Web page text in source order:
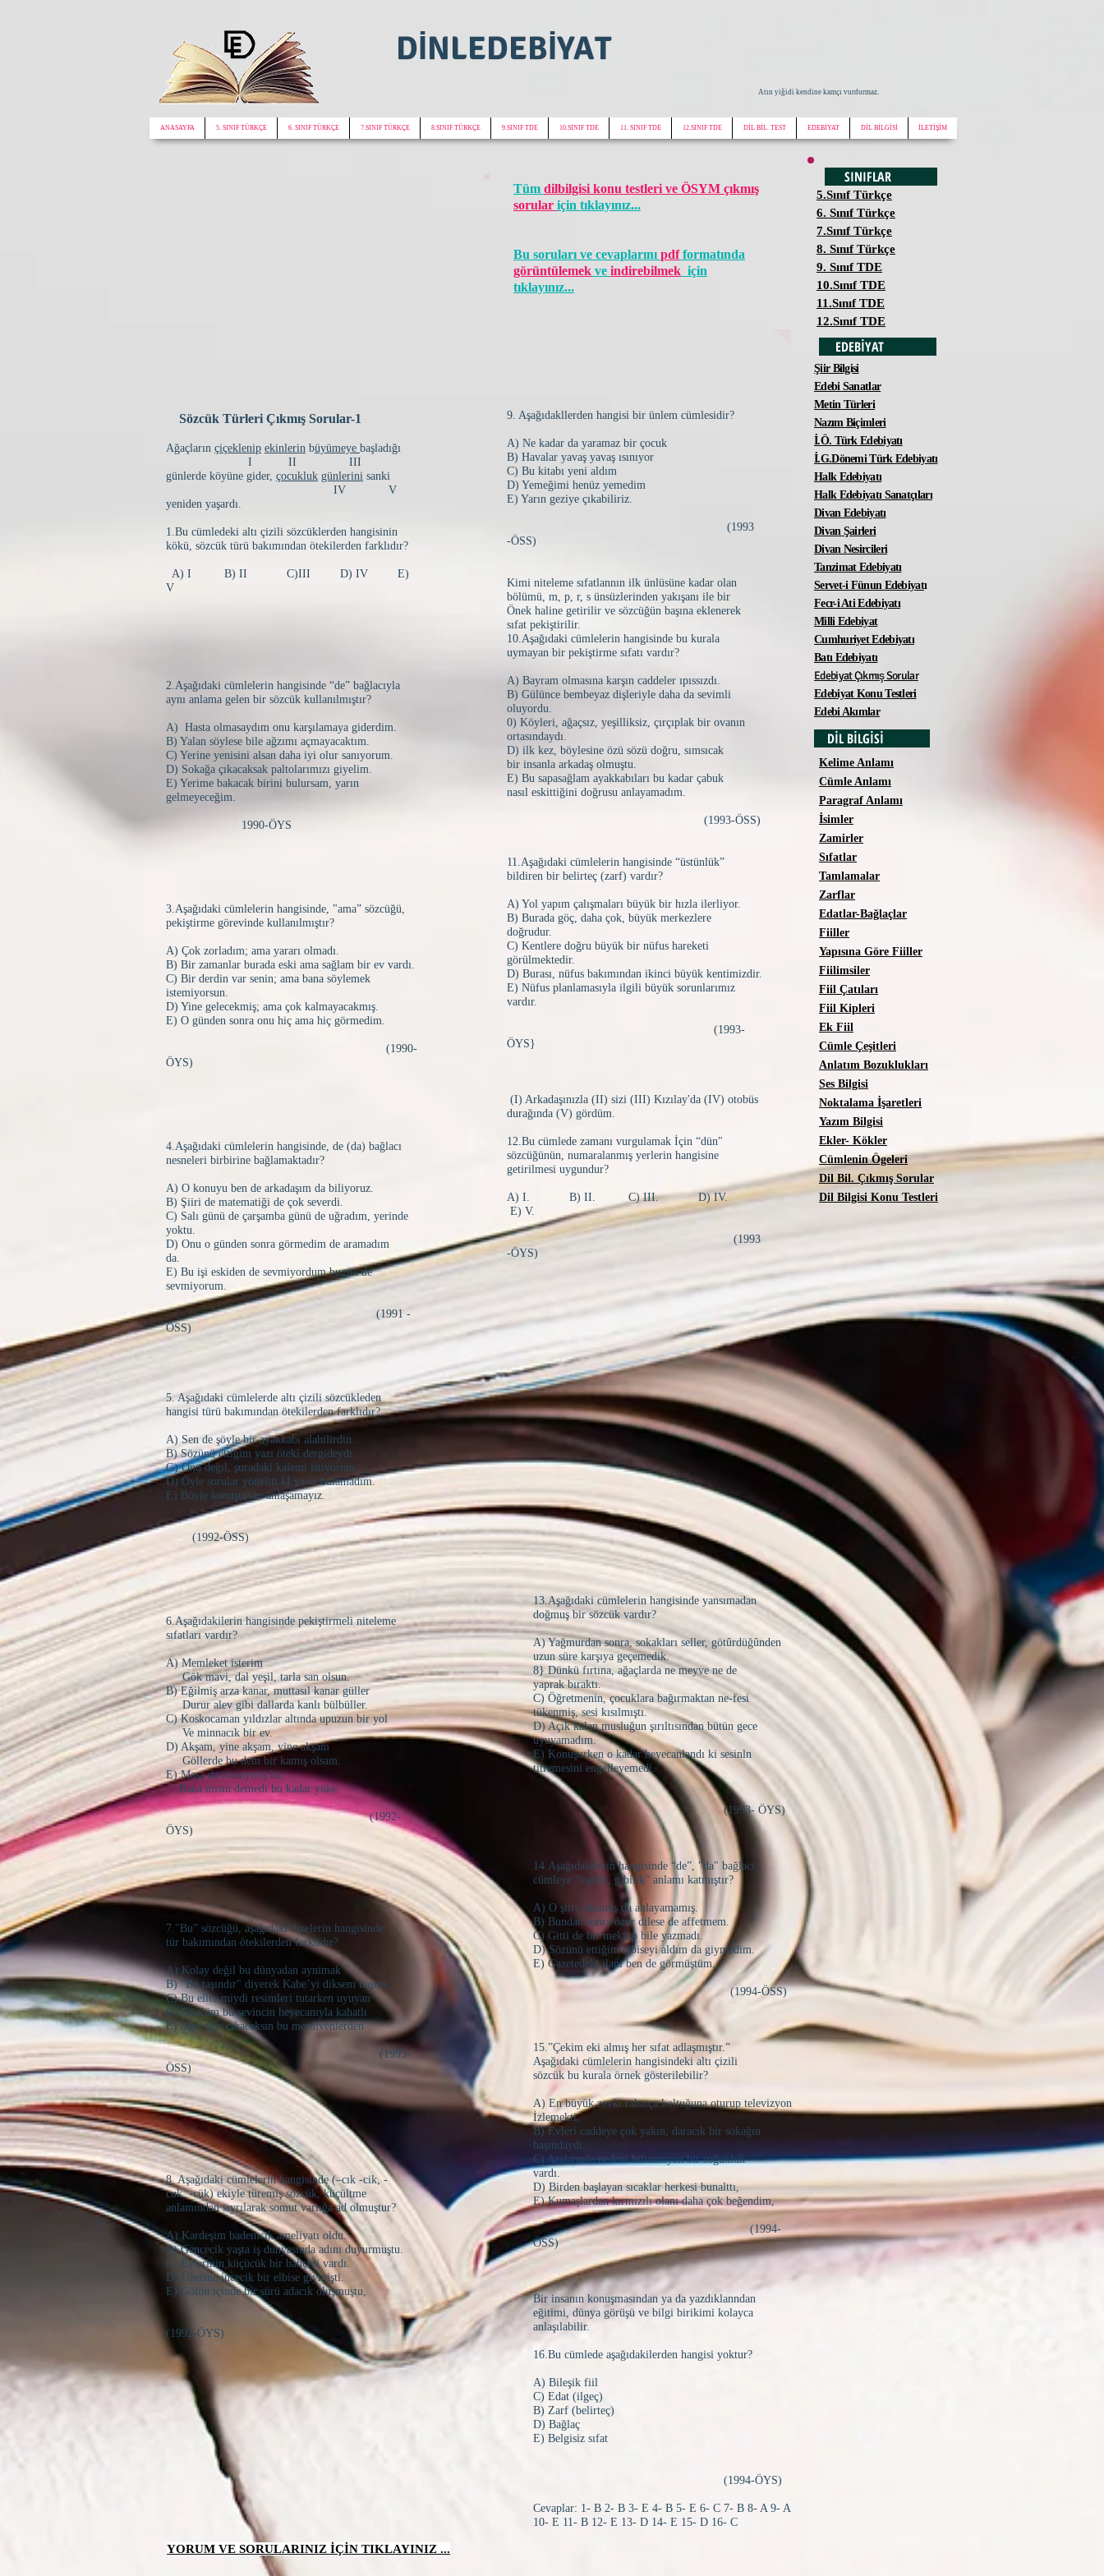
DİNLEDEBİYAT
Atın yiğidi kendine kamçı vurdurmaz.
ANASAYFA 5. SINIF TÜRKÇE 6. SINIF TÜRKÇE 7.SINIF TÜRKÇE 8.SINIF TÜRKÇE 9.SINIF TDE 10.SINIF TDE 11. SINIF TDE 12.SINIF TDE DİL BİL. TEST EDEBİYAT DİL BİLGİSİ İLETİŞİM
Sözcük Türleri Çıkmış Sorular-1
Ağaçların çiçeklenip ekinlerin büyümeye başladığı
I II III
günlerde köyüne gider, çocukluk günlerini sanki
IV V
yeniden yaşardı.
1.Bu cümledeki altı çizili sözcüklerden hangisinin
kökü, sözcük türü bakımından ötekilerden farklıdır?
A) I B) II C)III D) IV E)
V
2.Aşağıdaki cümlelerin hangisinde “de” bağlacıyla
aynı anlama gelen bir sözcük kullanılmıştır?
A) Hasta olmasaydım onu karşılamaya giderdim.
B) Yalan söylese bile ağzımı açmayacaktım.
C) Yerine yenisini alsan daha iyi olur sanıyorum.
D) Sokağa çıkacaksak paltolarımızı giyelim.
E) Yerime bakacak birini bulursam, yarın
gelmeyeceğim.
1990-ÖYS
3.Aşağıdaki cümlelerin hangisinde, "ama” sözcüğü,
pekiştirme görevinde kullanılmıştır?
A) Çok zorladım; ama yararı olmadı.
B) Bir zamanlar burada eski ama sağlam bir ev vardı.
C) Bir derdin var senin; ama bana söylemek
istemiyorsun.
D) Yine gelecekmiş; ama çok kalmayacakmış.
E) O günden sonra onu hiç ama hiç görmedim.
(1990-
ÖYS)
4.Aşağıdaki cümlelerin hangisinde, de (da) bağlacı
nesneleri birbirine bağlamaktadır?
A) O konuyu ben de arkadaşım da biliyoruz.
B) Şiiri de matematiği de çok severdi.
C) Salı günü de çarşamba günü de uğradım, yerinde
yoktu.
D) Onu o günden sonra görmedim de aramadım
da.
E) Bu işi eskiden de sevmiyordum bugün de
sevmiyorum.
(1991 -
ÖSS)
5. Aşağıdaki cümlelerde altı çizili sözcükleden
hangisi türü bakımından ötekilerden farklıdır?
A) Sen de şöyle bir ayakkabı alabilirdin.
B) Sözünü ettiğim yazı ötekî dergideydi.
G) Onu değil, şuradaki kalemi istiyorum.
D) Öyle sorular yöneltti kİ yanıt bulamadım.
E) Böyle konuşursan anlaşamayız.
(1992-ÖSS)
6.Aşağıdakilerin hangisinde pekiştirmeli niteleme
sıfatları vardır?
A) Memleket isterim
Gök mavi, dal yeşil, tarla san olsun.
B) Eğilmiş arza kanar, muttasıl kanar güller
Durur alev gibi dallarda kanlı bülbüller.
C) Koskocaman yıldızlar altında upuzun bir yol
Ve minnacık bir ev.
D) Akşam, yine akşam, yine akşam
Göllerde bu dem bir kamış olsam.
E) Masa da masaymış ha
Bana mısın demedi bu kadar yüke.
(1992-
ÖYS)
7."Bu” sözcüğü, aşağıdaki dizelerin hangisinde
tür bakımından ötekilerden farklıdır?
A) Kolay değil bu dünyadan aynimak'
B) "Bu taşındır" diyerek Kabe’yi diksem başına
C) Bu eller miydi resimleri tutarken uyuyan
D) Gönlüm bu sevincin heyecanıyla kahatlı
E) Ağır ağır çıkacaksın bu merdivenlerden
(1993-
ÖSS)
8. Aşağıdaki cümlelerin hangisinde (–cık -cik, -
cuk, -cük) ekiyle türemiş sözcük, küçültme
anlamından sıyrılarak somut varlığa ad olmuştur?
A) Kardeşim bademcik ameliyatı oldu.
B) Gencecik yaşta iş dünyasında adını duyurmuştu.
C) Evlerinin küçücük bir bahçesi vardı.
D) Üzerine incecik bir elbise giymişti.
E) Gölün içinde bir sürü adacık oluşmuştu,
(1992-ÖYS)
Tüm dilbilgisi konu testleri ve ÖSYM çıkmış
sorular için tıklayınız...
Bu soruları ve cevaplarını pdfformatında
görüntülemek ve indirebilmek için
tıklayınız...
9. Aşağıdakllerden hangisi bir ünlem cümlesidir?
A) Ne kadar da yaramaz bir çocuk
B) Havalar yavaş yavaş ısınıyor
C) Bu kitabı yeni aldım
D) Yemeğimi henüz yemedim
E) Yarın geziye çıkabiliriz.
(1993
-ÖSS)
Kimi niteleme sıfatlannın ilk ünlüsüne kadar olan
bölümü, m, p, r, s ünsüzlerinden yakışanı ile bir
Önek haline getirilir ve sözcüğün başına eklenerek
sıfat pekiştirilir.
10.Aşağıdaki cümlelerin hangisinde bu kurala
uymayan bir pekiştirme sıfatı vardır?
A) Bayram olmasına karşın caddeler ıpıssızdı.
B) Gülünce bembeyaz dişleriyle daha da sevimli
oluyordu.
0) Köyleri, ağaçsız, yeşilliksiz, çırçıplak bir ovanın
ortasındaydı.
D) ilk kez, böylesine özü sözü doğru, sımsıcak
bir insanla arkadaş olmuştu.
E) Bu sapasağlam ayakkabıları bu kadar çabuk
nasıl eskittiğini doğrusu anlayamadım.
(1993-ÖSS)
11.Aşağıdaki cümlelerin hangisinde “üstünlük”
bildiren bir belirteç (zarf) vardır?
A) Yol yapım çalışmaları büyük bir hızla ilerliyor.
B) Burada göç, daha çok, büyük merkezlere
doğrudur.
C) Kentlere doğru büyük bir nüfus hareketi
görülmektedir.
D) Burası, nüfus bakımından ikinci büyük kentimizdir.
E) Nüfus planlamasıyla ilgili büyük sorunlarımız
vardır.
(1993-
ÖYS}
(I) Arkadaşınızla (II) sizi (III) Kızılay'da (IV) otobüs
durağında (V) gördüm.
12.Bu cümlede zamanı vurgulamak İçin “dün"
sözcüğünün, numaralanmış yerlerin hangisine
getirilmesi uygundur?
A) I. B) II. C) III. D) IV.
E) V.
(1993
-ÖYS)
13.Aşağıdaki cümlelerin hangisinde yansımadan
doğmuş bir sözcük vardır?
A) Yağmurdan sonra, sokakları seller, götûrdüğûnden
uzun süre karşıya geçemedik.
8} Dünkü fırtına, ağaçlarda ne meyve ne de
yaprak bıraktı.
C) Öğretmenin, çocuklara bağırmaktan ne-fesi
tükenmiş, sesi kısılmıştı.
D) Açık kalan musluğun şırıltısından bütün gece
uyuyamadım.
E) Konuşurken o kadar heyecanlandı ki sesinln
titremesini engelleyemedi.
(1993- ÖYS)
14.Aşağıdakilerin hangisinde “de”, "da" bağlacı
cümleye “eşitlik, gibilik" anlamı katmıştır?
A) O şiiri okumuş da anlayamamış.
B) Bundan sonra özür dilese de affetmem.
C) Gitti de bir mektup bile yazmadı.
D) Sözünü ettiğim elbiseyi aldım da giymedim.
E) Gazetedeki ilanı ben de görmüştüm.
(1994-ÖSS)
15.”Çekim eki almış her sıfat adlaşmıştır.”
Aşağıdaki cümlelerin hangisindeki altı çizili
sözcük bu kurala örnek gösterilebilir?
A) En büyük zevki rahatça koltuğuna oturup televizyon
İzlemekti.
B) Evleri caddeye çok yakın, daracık bir sokağın
başındaydı.
C) Aralannda nedeni bilinmeyen bir soğukluk
vardı.
D) Birden başlayan sıcaklar herkesi bunalttı,
E) Kumaşlardan kırmızılı olanı daha çok beğendim,
(1994-
ÖSS)
Bir insanın konuşmasından ya da yazdıklanndan
eğitimi, dünya görüşü ve bilgi birikimi kolayca
anlaşılabilir.
16.Bu cümlede aşağıdakilerden hangisi yoktur?
A) Bileşik fiil
C) Edat (ilgeç)
B) Zarf (belirteç)
D) Bağlaç
E) Belgisiz sıfat
(1994-ÖYS)
Cevaplar: 1- B 2- B 3- E 4- B 5- E 6- C 7- B 8- A 9- A
10- E 11- B 12- E 13- D 14- E 15- D 16- C
SINIFLAR
5.Sınıf Türkçe
6. Sınıf Türkçe
7.Sınıf Türkçe
8. Sınıf Türkçe
9. Sınıf TDE
10.Sınıf TDE
11.Sınıf TDE
12.Sınıf TDE
EDEBİYAT
Şiir Bilgisi
Edebi Sanatlar
Metin Türleri
Nazım Biçimleri
İ.Ö. Türk Edebiyatı
İ.G.Dönemi Türk Edebiyatı
Halk Edebiyatı
Halk Edebiyatı Sanatçıları
Divan Edebiyatı
Divan Şairleri
Divan Nesircileri
Tanzimat Edebiyatı
Servet-i Fünun Edebiyatı
Fecr-i Ati Edebiyatı
Milli Edebiyat
Cumhuriyet Edebiyatı
Batı Edebiyatı
Edebiyat Çıkmış Sorular
Edebiyat Konu Testleri
Edebi Akımlar
DİL BİLGİSİ
Kelime Anlamı
Cümle Anlamı
Paragraf Anlamı
İsimler
Zamirler
Sıfatlar
Tamlamalar
Zarflar
Edatlar-Bağlaçlar
Fiiller
Yapısına Göre Fiiller
Fiilimsiler
Fiil Çatıları
Fiil Kipleri
Ek Fiil
Cümle Çeşitleri
Anlatım Bozuklukları
Ses Bilgisi
Noktalama İşaretleri
Yazım Bilgisi
Ekler- Kökler
Cümlenin Ögeleri
Dil Bil. Çıkmış Sorular
Dil Bilgisi Konu Testleri
YORUM VE SORULARINIZ İÇİN TIKLAYINIZ ...